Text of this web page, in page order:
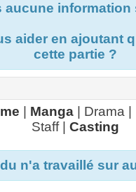
aucune
aider en ajoutant
cette partie ?
Manga| Drama |
Staff | Casting
n'a travaillé sur